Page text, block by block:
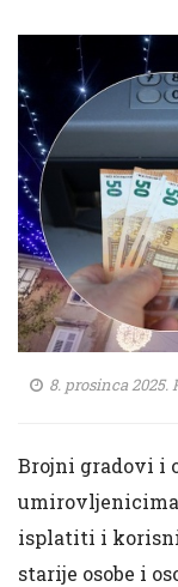
8. prosinca 2025.
Brojni gradovi i
isplatiti i
starije osobe i